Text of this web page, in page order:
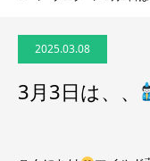
2025.03.08
3月3日は、、